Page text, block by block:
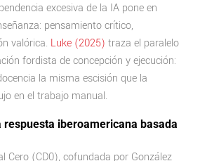
excesiva de la IA pone en
pensamiento crítico,
valórica. Luke (2025) traza el paralelo
fordista de concepción y ejecución:
la misma escisión que la
en el trabajo manual.
respuesta iberoamericana basada
Cero (CD0), cofundada por González